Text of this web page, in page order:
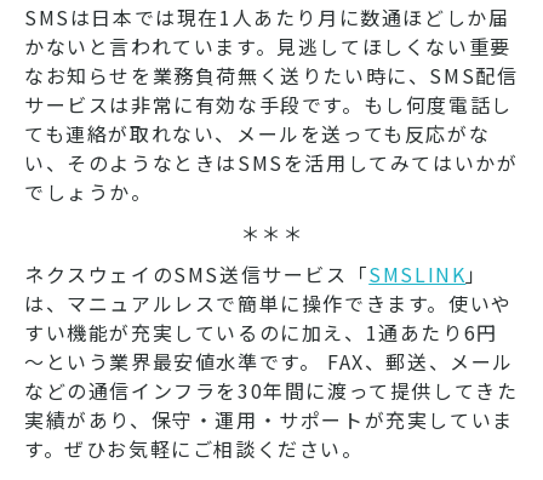
SMSは日本では現在1人あたり月に数通ほどしか届
かないと言われています。見逃してほしくない重要
なお知らせを業務負荷無く送りたい時に、SMS配信
サービスは非常に有効な手段です。もし何度電話し
ても連絡が取れない、メールを送っても反応がな
い、そのようなときはSMSを活用してみてはいかが
でしょうか。
＊＊＊
ネクスウェイのSMS送信サービス「SMSLINK」
は、マニュアルレスで簡単に操作できます。使いや
すい機能が充実しているのに加え、1通あたり6円
～という業界最安値水準です。 FAX、郵送、メール
などの通信インフラを30年間に渡って提供してきた
実績があり、保守・運用・サポートが充実していま
す。ぜひお気軽にご相談ください。